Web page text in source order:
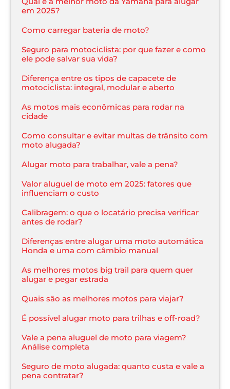
em 2025?
Como carregar bateria de moto?
Seguro para motociclista: por que fazer e como
ele pode salvar sua vida?
Diferença entre os tipos de capacete de
motociclista: integral, modular e aberto
As motos mais econômicas para rodar na
cidade
Como consultar e evitar multas de trânsito com
moto alugada?
Alugar moto para trabalhar, vale a pena?
Valor aluguel de moto em 2025: fatores que
influenciam o custo
Calibragem: o que o locatário precisa verificar
antes de rodar?
Diferenças entre alugar uma moto automática
Honda e uma com câmbio manual
As melhores motos big trail para quem quer
alugar e pegar estrada
Quais são as melhores motos para viajar?
É possível alugar moto para trilhas e off-road?
Vale a pena aluguel de moto para viagem?
Análise completa​
Seguro de moto alugada: quanto custa e vale a
pena contratar?